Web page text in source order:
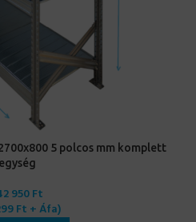
5 polcos mm komplett
egység
950Ft
Ft + Áfa)